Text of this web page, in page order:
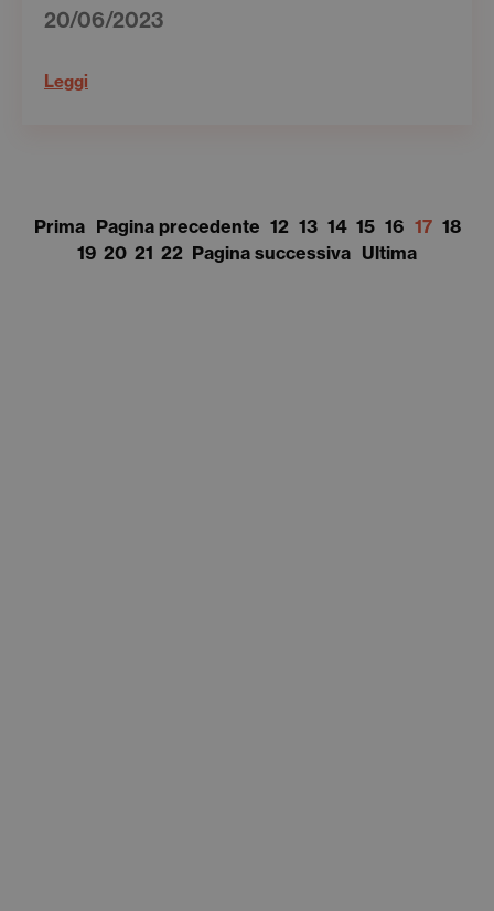
20/06/2023
Leggi
Prima Pagina precedente 12 13 14 15 16 17 18
19 20 21 22 Pagina successiva Ultima